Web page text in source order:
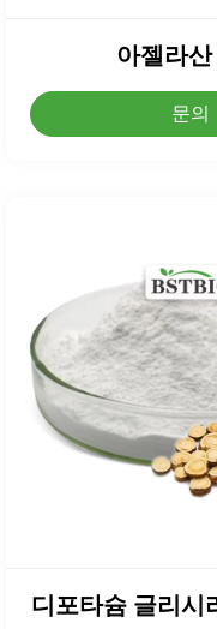
아젤라
문의
디포타슘 글리시